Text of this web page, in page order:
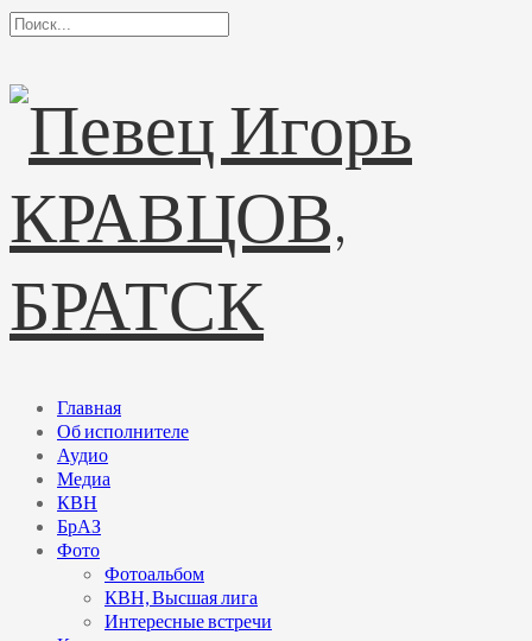
Главная
Об исполнителе
Аудио
Медиа
КВН
БрАЗ
Фото
Фотоальбом
КВН, Высшая лига
Интересные встречи